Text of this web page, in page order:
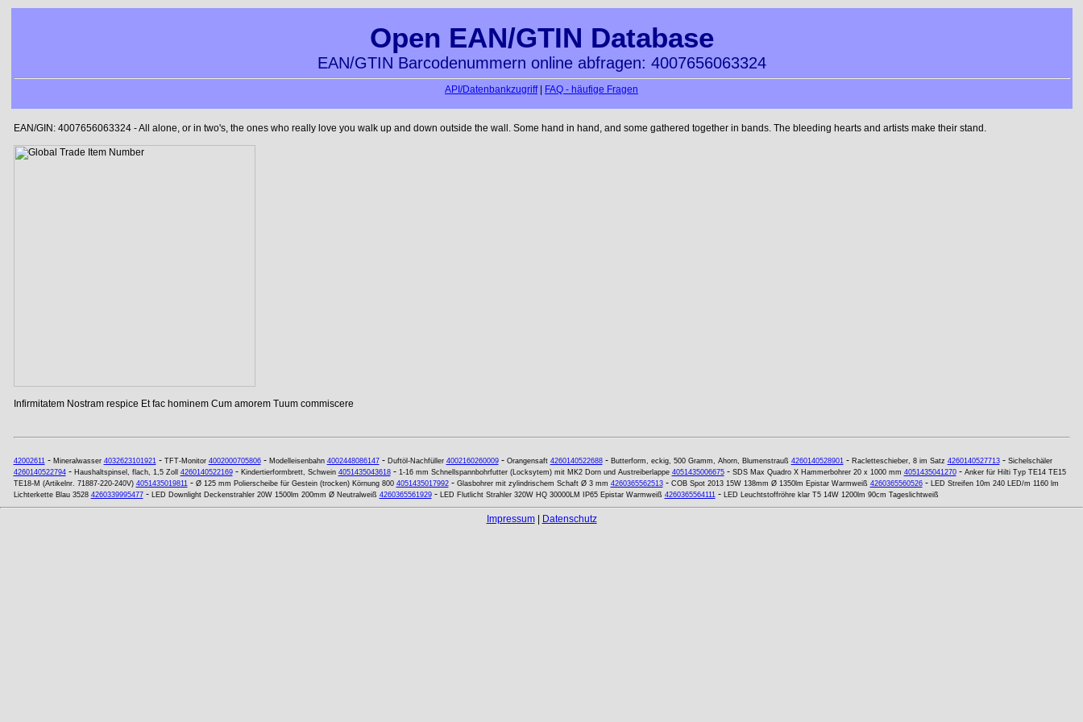
Open EAN/GTIN Database
EAN/GTIN Barcodenummern online abfragen: 4007656063324
API/Datenbankzugriff| FAQ - häufige Fragen
EAN/GIN: 4007656063324 - All alone, or in two's, the ones who really love you walk up and down outside the wall. Some hand in hand, and some gathered together in bands. The bleeding hearts and artists make their stand.
Infirmitatem Nostram respice Et fac hominem Cum amorem Tuum commiscere
42002611- Mineralwasser 4032623101921- TFT-Monitor 4002000705806- Modelleisenbahn 4002448086147- Duftöl-Nachfüller 4002160260009- Orangensaft 4260140522688- Butterform, eckig, 500 Gramm, Ahorn, Blumenstrauß 4260140528901- Racletteschieber, 8 im Satz 4260140527713- Sichelschäler
4260140522794- Haushaltspinsel, flach, 1,5 Zoll 4260140522169- Kindertierformbrett, Schwein 4051435043618- 1-16 mm Schnellspannbohrfutter (Locksytem) mit MK2 Dorn und Austreiberlappe 4051435006675- SDS Max Quadro X Hammerbohrer 20 x 1000 mm 4051435041270- Anker für Hilti Typ TE14 TE15
TE18-M (Artikelnr. 71887-220-240V) 4051435019811- Ø 125 mm Polierscheibe für Gestein (trocken) Körnung 800 4051435017992- Glasbohrer mit zylindrischem Schaft Ø 3 mm 4260365562513- COB Spot 2013 15W 138mm Ø 1350lm Epistar Warmweiß 4260365560526- LED Streifen 10m 240 LED/m 1160 lm
Lichterkette Blau 3528 4260339995477- LED Downlight Deckenstrahler 20W 1500lm 200mm Ø Neutralweiß 4260365561929- LED Flutlicht Strahler 320W HQ 30000LM IP65 Epistar Warmweiß 4260365564111- LED Leuchtstoffröhre klar T5 14W 1200lm 90cm Tageslichtweiß
Impressum| Datenschutz